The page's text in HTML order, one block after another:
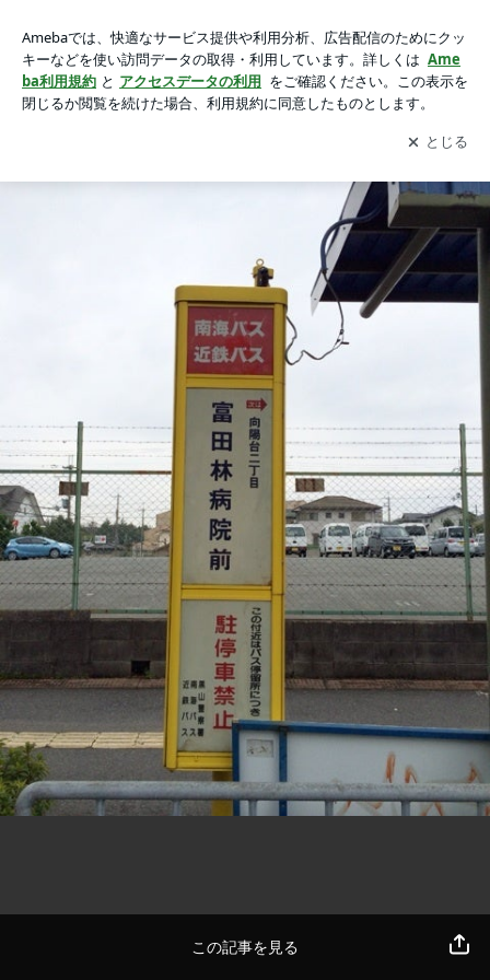
セスの画像 10枚中6枚目
大阪狭山・金剛で金剛駅（南海高野線）から南海バスでのアクセス
この記事を見る